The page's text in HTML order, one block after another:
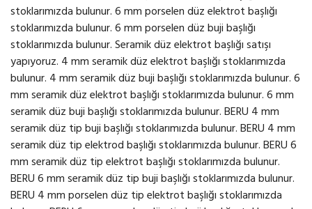
stoklarımızda bulunur. 6 mm porselen düz elektrot başlığı
stoklarımızda bulunur. 6 mm porselen düz buji başlığı
stoklarımızda bulunur. Seramik düz elektrot başlığı satışı
yapıyoruz. 4 mm seramik düz elektrot başlığı stoklarımızda
bulunur. 4 mm seramik düz buji başlığı stoklarımızda bulunur. 6
mm seramik düz elektrot başlığı stoklarımızda bulunur. 6 mm
seramik düz buji başlığı stoklarımızda bulunur. BERU 4 mm
seramik düz tip buji başlığı stoklarımızda bulunur. BERU 4 mm
seramik düz tip elektrod başlığı stoklarımızda bulunur. BERU 6
mm seramik düz tip elektrot başlığı stoklarımızda bulunur.
BERU 6 mm seramik düz tip buji başlığı stoklarımızda bulunur.
BERU 4 mm porselen düz tip elektrot başlığı stoklarımızda